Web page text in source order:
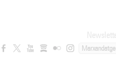
Marxandatge